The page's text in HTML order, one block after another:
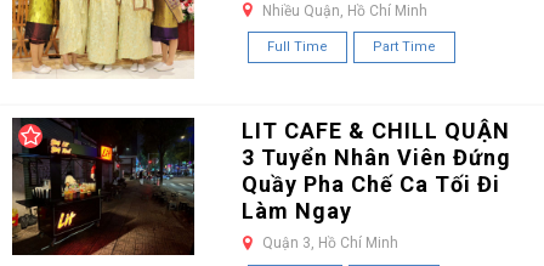
Nhiều Quận, Hồ Chí Minh
Full Time Part Time
LIT CAFE & CHILL QUẬN
3 Tuyển Nhân Viên Đứng
Quầy Pha Chế Ca Tối Đi
Làm Ngay
Quận 3, Hồ Chí Minh